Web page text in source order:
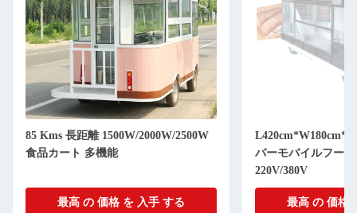
85 Kms 長距離 1500W/2000W/2500W
食品カート 多機能
最高 の 価格 を 入手 する
バーモバイルフー
220V/380V
最高 の 価格